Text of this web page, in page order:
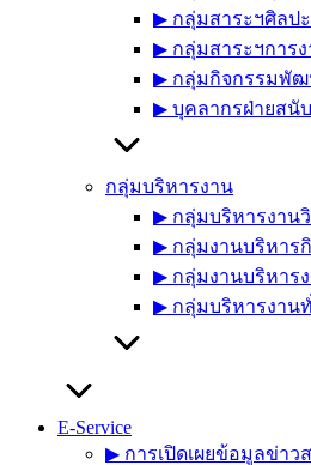
▶︎ กลุ่มสาระฯศิลปะ
▶︎ กลุ่มสาระฯการ
▶︎ กลุ่มกิจกรรมพัฒ
▶︎ บุคลากรฝ่ายสนั
กลุ่มบริหารงาน
▶︎ กลุ่มบริหารงาน
▶︎ กลุ่มงานบริหาร
▶︎ กลุ่มงานบริหาร
▶︎ กลุ่มบริหารงาน
E-Service
▶︎ การเปิดเผยข้อมูลข่าว